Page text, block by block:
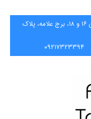
📍 تهران، سعادت‌آباد، خیابان علامه شمالی، بین ۱۶ و ۱۸، برج علامه، پلاک
۰۹۲۱۷۳۲۳۳۹۴